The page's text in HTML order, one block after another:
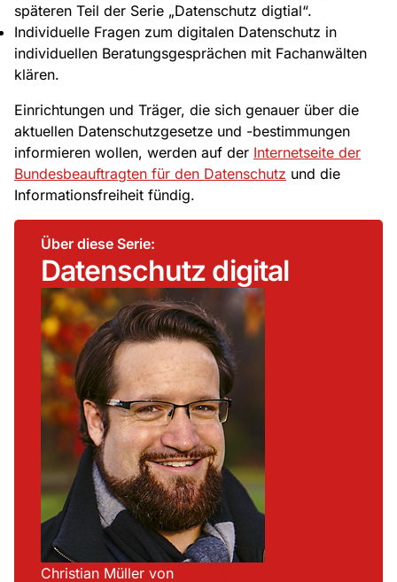
späteren Teil der Serie „Datenschutz digtial“.
Individuelle Fragen zum digitalen Datenschutz in
individuellen Beratungsgesprächen mit Fachanwälten
klären.
Einrichtungen und Träger, die sich genauer über die
aktuellen Datenschutzgesetze und -bestimmungen
informieren wollen, werden auf der Internetseite der
Bundesbeauftragten für den Datenschutz und die
Informationsfreiheit fündig.
Über diese Serie:
Datenschutz digital
Christian Müller von